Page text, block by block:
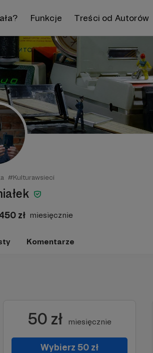
Funkcje Treści od Autorów
#Kulturawsieci
zł miesięcznie
Komentarze
50 zł miesięcznie
Wybierz 50 zł